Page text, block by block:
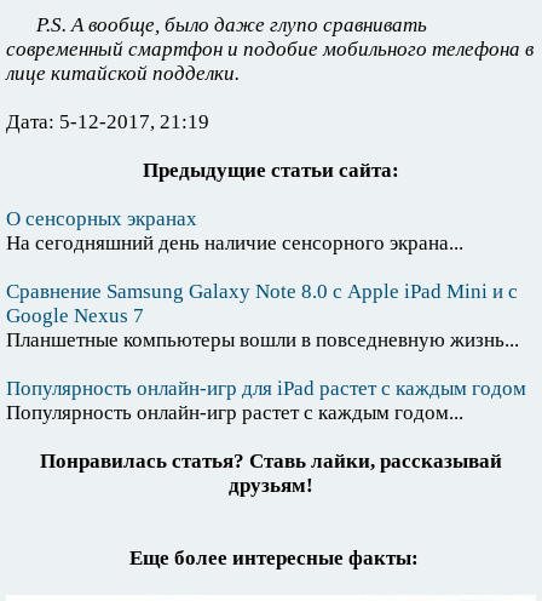
P.S. А вообще, было даже глупо сравнивать
современный смартфон и подобие мобильного телефона в
лице китайской подделки.
Дата: 5-12-2017, 21:19
Предыдущие статьи сайта:
О сенсорных экранах
На сегодняшний день наличие сенсорного экрана...
Сравнение Samsung Galaxy Note 8.0 с Apple iPad Mini и с
Google Nexus 7
Планшетные компьютеры вошли в повседневную жизнь...
Популярность онлайн-игр для iPad растет с каждым годом
Популярность онлайн-игр растет с каждым годом...
Понравилась статья? Ставь лайки, рассказывай
друзьям!
Еще более интересные факты: